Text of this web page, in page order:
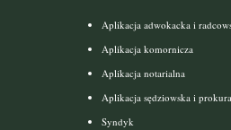
Aplikacja adwokacka i
Aplikacja komornicza
Aplikacja notarialna
Aplikacja sędziowska i
Syndyk